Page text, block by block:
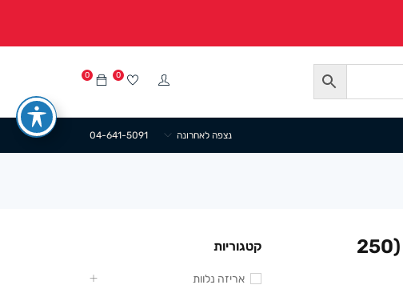
0 0
04-641-5091 נצפה לאחרונה
שקית נשיאה נייר 2531 שחור (250
קטגוריות
אריזה נלוות